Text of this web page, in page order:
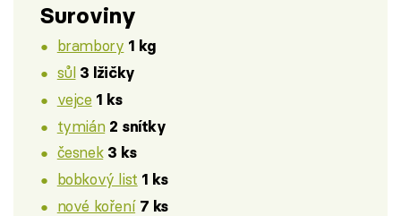
Suroviny
brambory 1 kg
sůl 3 lžičky
vejce 1 ks
tymián 2 snítky
česnek 3 ks
bobkový list 1 ks
nové koření 7 ks